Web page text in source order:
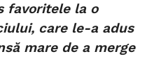
favoritele la o
care le-a adus
mare de a merge